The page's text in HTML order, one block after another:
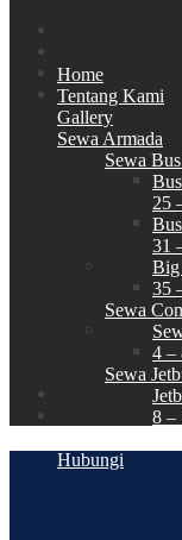
Home
Tentang Kami
Gallery
Sewa Armada
Sewa
25
31
35
Sewa
4 –
Sewa
8 –
Hubungi